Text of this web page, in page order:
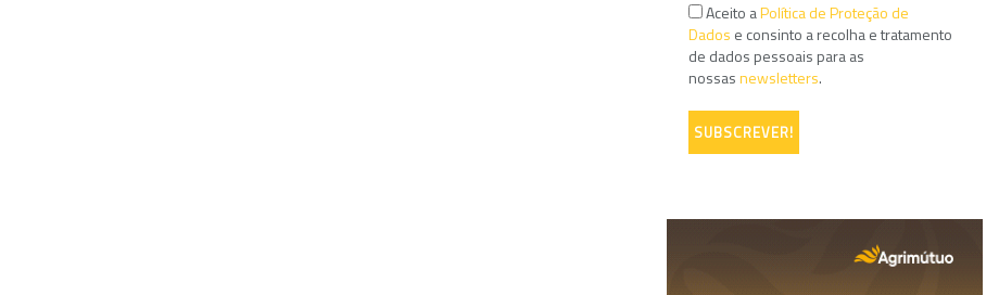
Aceito aPolítica de Proteção de
Dados e consinto a recolha e tratamento
de dados pessoais para as
nossasnewsletters.